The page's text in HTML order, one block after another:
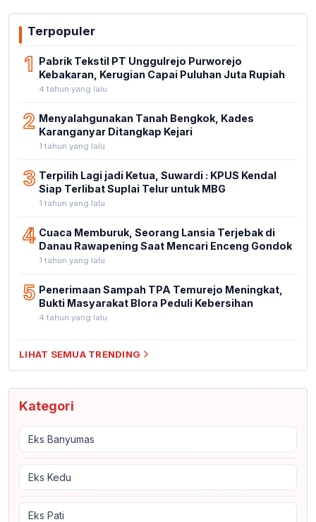
Terpopuler
1 Pabrik Tekstil PT Unggulrejo Purworejo
Kebakaran, Kerugian Capai Puluhan Juta Rupiah
4 tahun yang lalu
2 Menyalahgunakan Tanah Bengkok, Kades
Karanganyar Ditangkap Kejari
1 tahun yang lalu
3 Terpilih Lagi jadi Ketua, Suwardi : KPUS Kendal
Siap Terlibat Suplai Telur untuk MBG
1 tahun yang lalu
4 Cuaca Memburuk, Seorang Lansia Terjebak di
Danau Rawapening Saat Mencari Enceng Gondok
1 tahun yang lalu
5 Penerimaan Sampah TPA Temurejo Meningkat,
Bukti Masyarakat Blora Peduli Kebersihan
4 tahun yang lalu
LIHAT SEMUA TRENDING
Kategori
Eks Banyumas
Eks Kedu
Eks Pati